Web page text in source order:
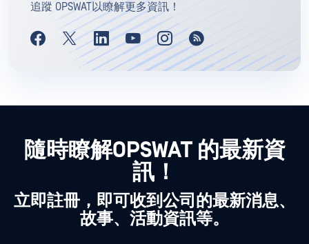
追蹤 OPSWAT以瞭解更多資訊！
隨時瞭解OPSWAT 的最新資
訊！
立即註冊，即可收到公司的最新消息、
故事、活動資訊等。